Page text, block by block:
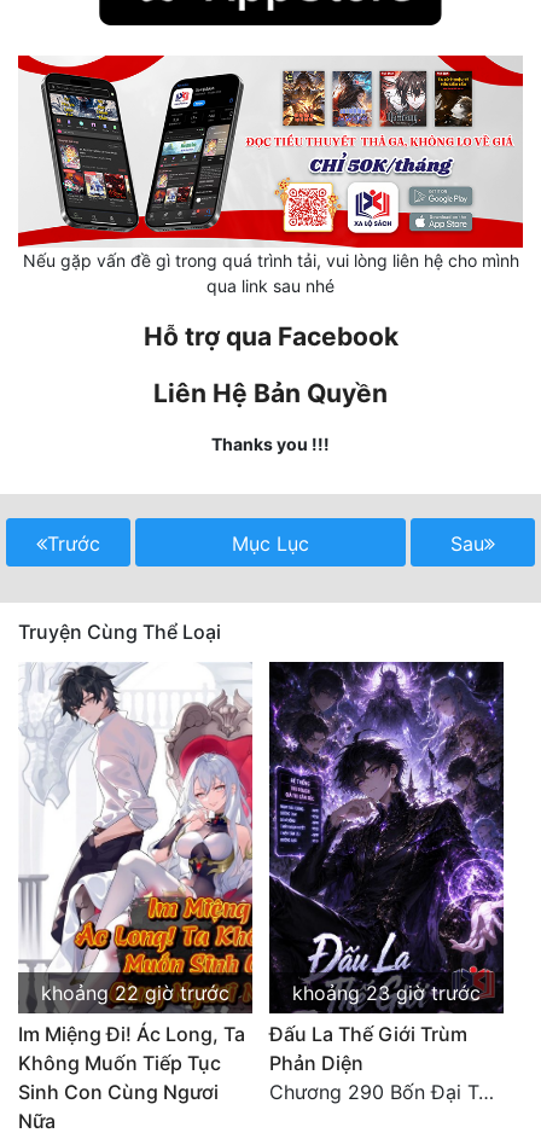
Mưu Mô
Mạt Thế
Mỹ Thực
Ngôn Tình
Phản Phái
Quân Sự
Sảng Văn
Sắc
Sủng
Thanh Xuân
Tiên Hiệp
Tiểu Thuyết
Trinh Thám
Triều Đấu
Trùng Sinh
Trọng Sinh
Nếu gặp vấn đề gì trong quá trình tải, vui lòng liên hệ cho mình
qua link sau nhé
Hỗ trợ qua Facebook
Liên Hệ Bản Quyền
Thanks you !!!
Trước Mục Lục Sau
Truyện Cùng Thể Loại
khoảng 22 giờ trước
Im Miệng Đi! Ác Long, Ta
Không Muốn Tiếp Tục
Sinh Con Cùng Ngươi
Nữa
khoảng 23 giờ trước
Đấu La Thế Giới Trùm
Phản Diện
Chương 290 Bốn Đại Tông Môn Đơn Thuộc Tính Vô Cùng Thê Lương